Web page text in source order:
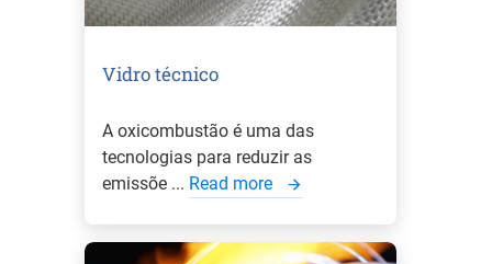
Vidro técnico
A oxicombustão é uma das
tecnologias para reduzir as
emissõe ... Read more